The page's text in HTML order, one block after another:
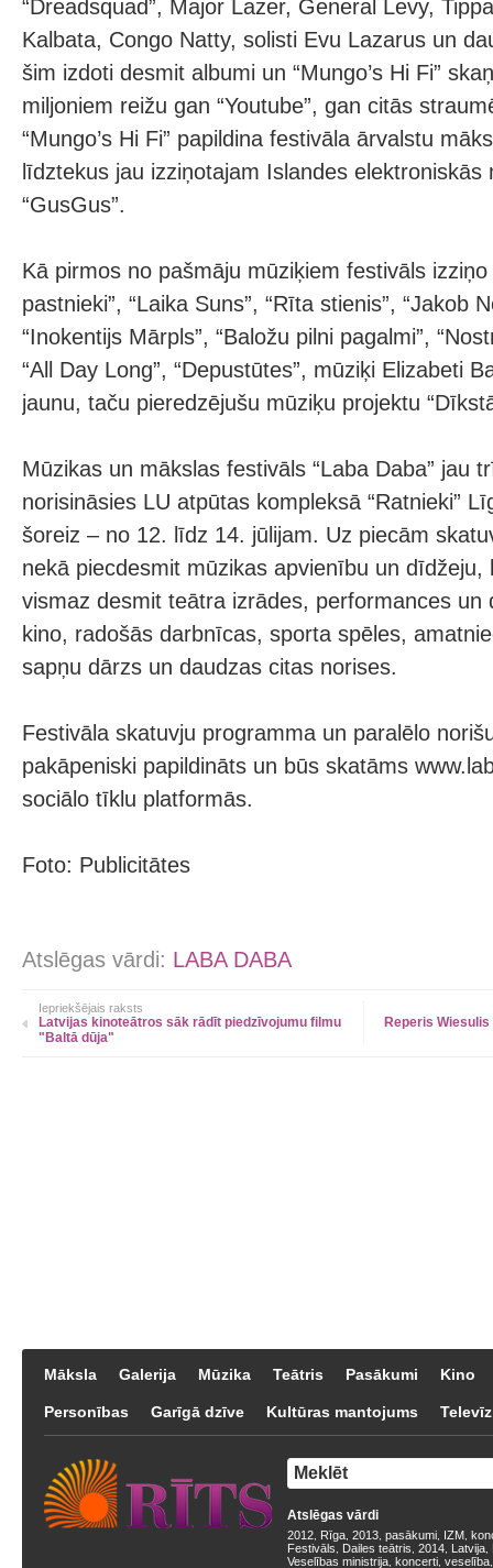
“Dreadsquad”, Major Lazer, General Levy,
Kalbata, Congo Natty, solisti Evu Lazarus un
šim izdoti desmit albumi un “Mungo’s Hi Fi”
miljoniem reižu gan “Youtube”, gan citās
“Mungo’s Hi Fi” papildina festivāla ārvalstu
līdztekus jau izziņotajam Islandes
“GusGus”.
Kā pirmos no pašmāju mūziķiem festivāls
pastnieki”, “Laika Suns”, “Rīta stienis”, “Jakob
“Inokentijs Mārpls”, “Baložu pilni pagalmi”,
“All Day Long”, “Depustūtes”, mūziķi Elizabeti
jaunu, taču pieredzējušu mūziķu projektu
Mūzikas un mākslas festivāls “Laba Daba” jau
norisināsies LU atpūtas kompleksā “Ratnieki”
šoreiz – no 12. līdz 14. jūlijam. Uz piecām
nekā piecdesmit mūzikas apvienību un
vismaz desmit teātra izrādes, performances un
kino, radošās darbnīcas, sporta spēles,
sapņu dārzs un daudzas citas norises.
Festivāla skatuvju programma un paralēlo
pakāpeniski papildināts un būs skatāms
sociālo tīklu platformās.
Foto: Publicitātes
Atslēgas vārdi: LABA DABA
Iepriekšējais raksts
Latvijas kinoteātros sāk rādīt piedzīvojumu filmu
"Baltā dūja"
Reperis
Māksla Galerija Mūzika Teātris Pasākumi Kino
Personības Garīgā dzīve Kultūras mantojums
Atslēgas vārdi
2012 Rīga 2013 pasākumi IZM
Festivāls
Dailes teātris 2014 Latvija
Veselības ministrija koncerti veselība